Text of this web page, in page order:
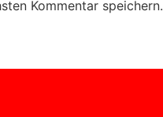
Kommentar speichern.